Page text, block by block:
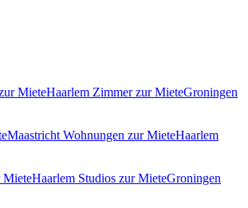
MieteHaarlem Zimmer zur MieteGroningen
Maastricht Wohnungen zur MieteHaarlem
MieteHaarlem Studios zur MieteGroningen